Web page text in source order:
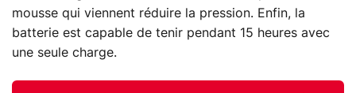
mousse qui viennent réduire la pression. Enfin, la
batterie est capable de tenir pendant 15 heures avec
une seule charge.